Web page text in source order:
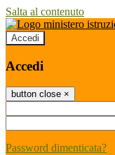
Salta al contenuto
Accedi
Accedi
button close ×
Password dimenticata?